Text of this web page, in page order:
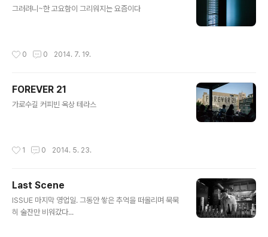
그러려니~한 고요함이 그리워지는 요즘이다
0 0 2014. 7. 19.
FOREVER 21
가로수길 커피빈 옥상 테라스
1 0 2014. 5. 23.
Last Scene
ISSUE 마지막 영업일. 그동안 쌓은 추억을 떠올리며 묵묵
히 술잔만 비워갔다...